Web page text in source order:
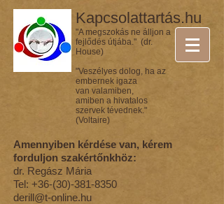
Kapcsolattartás.hu
"A megszokás ne álljon a
fejlődés útjába." (dr.
House)
"Veszélyes dolog, ha az
embernek igaza
van valamiben,
amiben a hivatalos
szervek tévednek."
(Voltaire)
Amennyiben kérdése van, kérem
forduljon szakértőnkhöz:
dr. Regász Mária
Tel: +36-(30)-381-8350
derill@t-online.hu